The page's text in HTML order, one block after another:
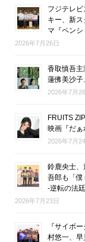
フジテレ
キー、新
マ『ペン
2026年7月26日
香取慎吾主
蓮佛美沙
2026年7月
FRUITS
映画『だ
2026年7月
鈴鹿央士
吾郎も「僕
-逆転の法
2026年7月23日
『サイボ
村悠一、早